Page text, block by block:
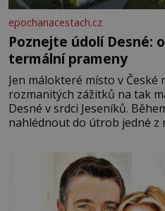
epochanacestach.cz
Poznejte údolí Desné:
termální prameny
Jen málokteré místo v
rozmanitých zážitků na tak
Desné v srdci Jeseníků.
nahlédnout do útrob jedné z
se na koloběžce a den
Velkých Losinách nebo v